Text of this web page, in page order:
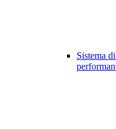
Sistema